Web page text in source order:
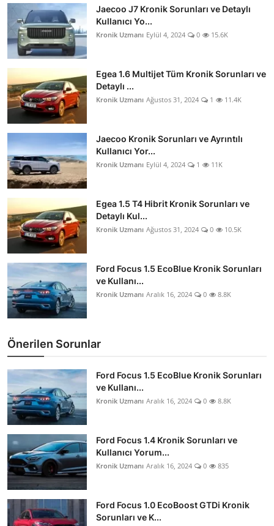
Jaecoo J7 Kronik Sorunları ve Detaylı
Kullanıcı Yo...
Kronik Uzmanı Eylül 4, 2024 0 15.6K
Egea 1.6 Multijet Tüm Kronik Sorunları ve
Detaylı ...
Kronik Uzmanı Ağustos 31, 2024 1 11.4K
Jaecoo Kronik Sorunları ve Ayrıntılı
Kullanıcı Yor...
Kronik Uzmanı Eylül 4, 2024 1 11K
Egea 1.5 T4 Hibrit Kronik Sorunları ve
Detaylı Kul...
Kronik Uzmanı Ağustos 31, 2024 0 10.5K
Ford Focus 1.5 EcoBlue Kronik Sorunları
ve Kullanı...
Kronik Uzmanı Aralık 16, 2024 0 8.8K
Önerilen Sorunlar
Ford Focus 1.5 EcoBlue Kronik Sorunları
ve Kullanı...
Kronik Uzmanı Aralık 16, 2024 0 8.8K
Ford Focus 1.4 Kronik Sorunları ve
Kullanıcı Yorum...
Kronik Uzmanı Aralık 16, 2024 0 835
Ford Focus 1.0 EcoBoost GTDi Kronik
Sorunları ve K...